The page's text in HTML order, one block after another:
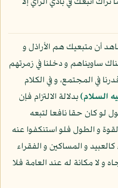
أن متبعيك هم الأراذل و
ساويناهم و دخلنا في زمرتهم
في المجتمع، و في الكلام
السلام)بدلالة الالتزام فإن
لو كان حقا نافعا لتبعه
و الطول فلو استنكفوا عنه
و المساكين و الفقراء
لا مكانة له عند العامة فلا